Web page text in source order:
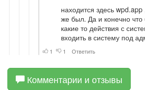
Комментарии и отзывы